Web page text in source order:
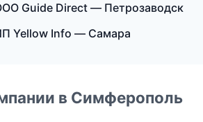
Guide Direct — Петрозаводск
Yellow Info — Самара
в Симферополь